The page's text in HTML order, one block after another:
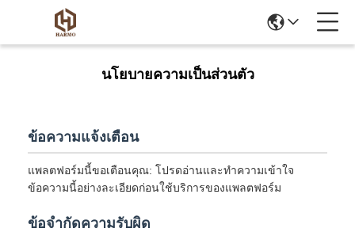
นโยบายความเป็นส่วนตัว
ข้อความแจ้งเตือน
แพลตฟอร์มนี้ขอเตือนคุณ: โปรดอ่านและทำความเข้าใจ
ข้อความนี้อย่างละเอียดก่อนใช้บริการของแพลตฟอร์ม
ข้อจำกัดความรับผิด